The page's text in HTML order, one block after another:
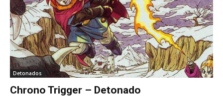
Detonados
Chrono Trigger – Detonado